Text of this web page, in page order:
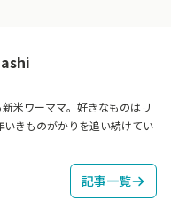
米ワーママ。好きなものはリ
きものがかりを追い続けてい
記事一覧